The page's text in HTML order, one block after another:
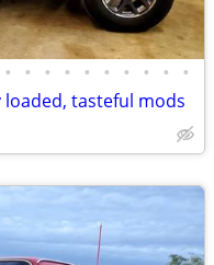
• • • • • • • • • •
loaded, tasteful mods